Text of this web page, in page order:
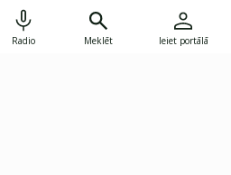
Radio Meklēt Ieiet portālā